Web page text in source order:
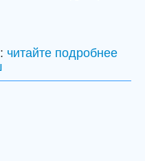
читайте подробнее